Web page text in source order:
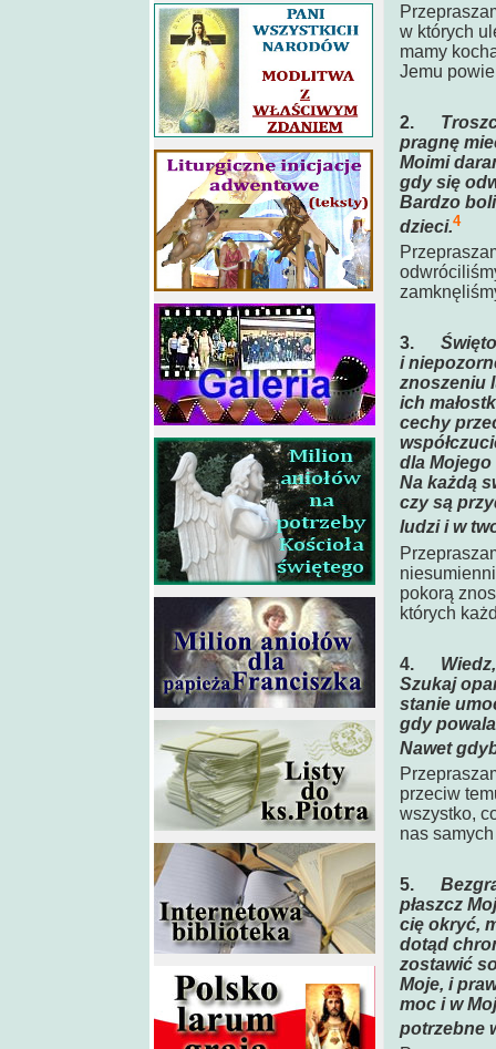
w których
mamy
Jemu
2.
pragnę
Moimi
gdy się
Bardzo
dzieci.4
3.
i
znoszeniu
ich
cechy
dla
Na każdą
czy są
ludzi i w
pokorą
których
4.
Szukaj
stanie
gdy
Nawet
przeciw
wszystko,
nas
5.
płaszcz
cię okryć,
dotąd
zostawić
Moje, i
moc i w
potrzebne